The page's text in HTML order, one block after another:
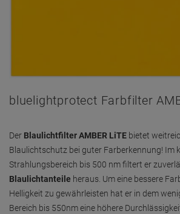
bluelightprotect Farbfilter
Der Blaulichtfilter AMBER LiTE bietet
Blaulichtschutz bei guter Farberkennung! Im
Strahlungsbereich bis 500 nm filtert er
Blaulichtanteile heraus. Um eine bessere
Helligkeit zu gewährleisten hat er in dem
Bereich bis 550nm eine höhere